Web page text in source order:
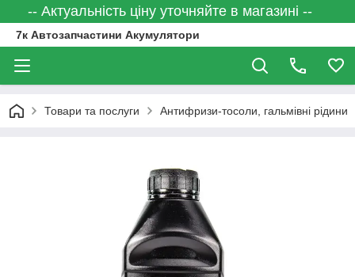
-- Актуальність ціну уточняйте в магазині --
7к Автозапчастини Акумулятори
Товари та послуги Антифризи-тосоли, гальмівні рідини